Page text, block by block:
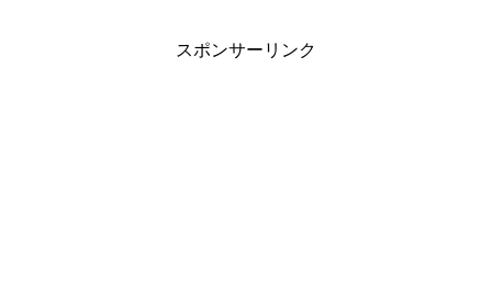
スポンサーリンク